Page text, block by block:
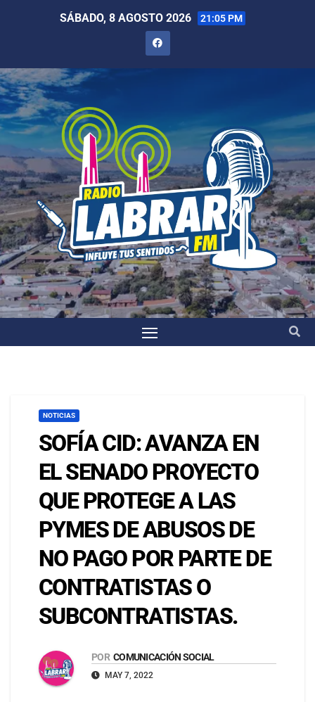
SÁBADO, 8 AGOSTO 2026 21:05 PM
NOTICIAS
SOFÍA CID: AVANZA EN
EL SENADO PROYECTO
QUE PROTEGE A LAS
PYMES DE ABUSOS DE
NO PAGO POR PARTE DE
CONTRATISTAS O
SUBCONTRATISTAS.
POR COMUNICACIÓN SOCIAL
MAY 7, 2022